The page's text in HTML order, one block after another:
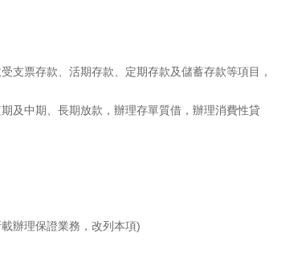
支票存款、活期存款、定期存款及儲蓄存款等項目，
及中期、長期放款，辦理存單質借，辦理消費性貸
辦理保證業務，改列本項)